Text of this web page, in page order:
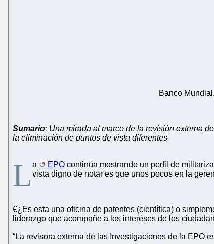
Banco Mundial.
Sumario: Una mirada al marco de la revisión externa
la eliminación de puntos de vista diferentes
La EPO continúa mostrando un perfil de
vista digno de notar es que unos pocos en la
€¿Es esta una oficina de patentes (científica) o
liderazgo que acompañe a los interéses de los
“La revisora externa de las Investigaciones de la EPO